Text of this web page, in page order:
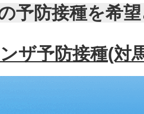
予防接種を希
ザ予防接種(対